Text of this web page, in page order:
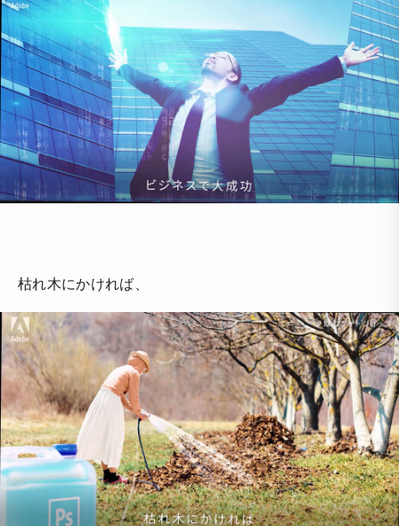
枯れ木にかければ、